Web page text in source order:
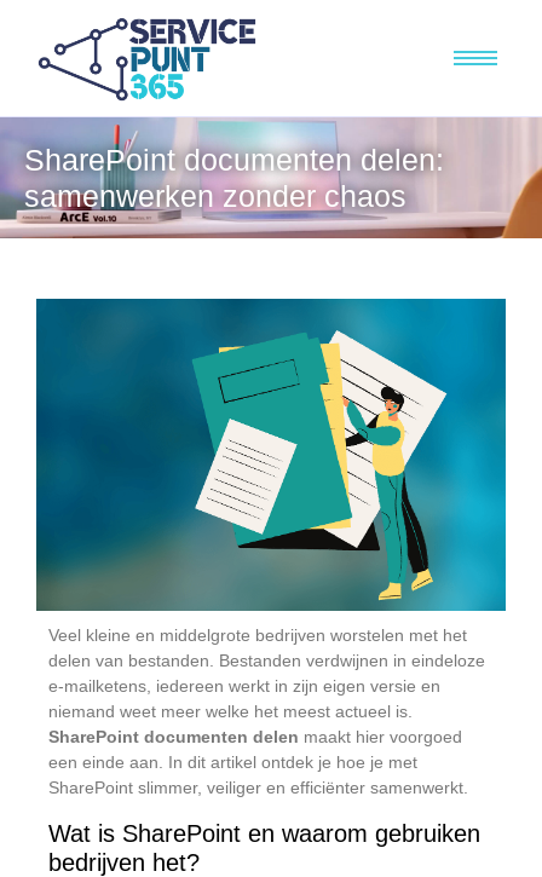
SharePoint documenten delen:
samenwerken zonder chaos
Veel kleine en middelgrote bedrijven worstelen met het
delen van bestanden. Bestanden verdwijnen in eindeloze
e-mailketens, iedereen werkt in zijn eigen versie en
niemand weet meer welke het meest actueel is.
SharePoint documenten delen maakt hier voorgoed
een einde aan. In dit artikel ontdek je hoe je met
SharePoint slimmer, veiliger en efficiënter samenwerkt.
Wat is SharePoint en waarom gebruiken
bedrijven het?